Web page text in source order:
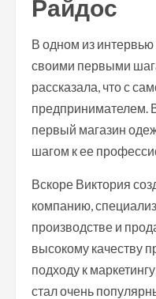
Райдос
В одном из
своими первыми
рассказала, что с
предпринимателем.
первый магазин
шагом к ее
Вскоре Виктория
компанию,
производстве и
высокому качеству
подходу к
стал очень